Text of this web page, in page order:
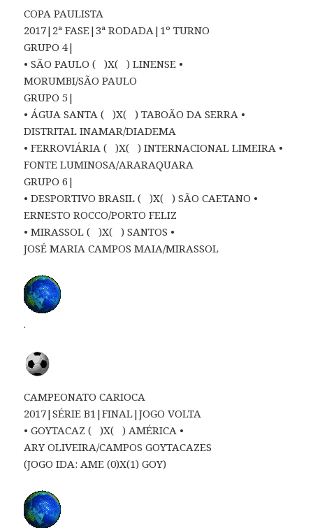
COPA PAULISTA
2017|2ª FASE|3ª RODADA|1º TURNO
GRUPO 4|
• SÃO PAULO ( )X( ) LINENSE •
MORUMBI/SÃO PAULO
GRUPO 5|
• ÁGUA SANTA ( )X( ) TABOÃO DA SERRA •
DISTRITAL INAMAR/DIADEMA
• FERROVIÁRIA ( )X( ) INTERNACIONAL LIMEIRA •
FONTE LUMINOSA/ARARAQUARA
GRUPO 6|
• DESPORTIVO BRASIL ( )X( ) SÃO CAETANO •
ERNESTO ROCCO/PORTO FELIZ
• MIRASSOL ( )X( ) SANTOS •
JOSÉ MARIA CAMPOS MAIA/MIRASSOL
.
CAMPEONATO CARIOCA
2017|SÉRIE B1|FINAL|JOGO VOLTA
• GOYTACAZ ( )X( ) AMÉRICA •
ARY OLIVEIRA/CAMPOS GOYTACAZES
(JOGO IDA: AME (0)X(1) GOY)